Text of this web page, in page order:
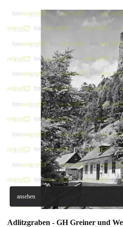
ansehen
Adlitzgraben - GH Greiner und